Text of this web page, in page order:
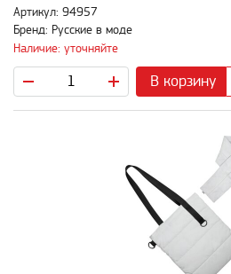
Артикул: 94957
Бренд: Русские в моде
Наличие: уточняйте
В корзину